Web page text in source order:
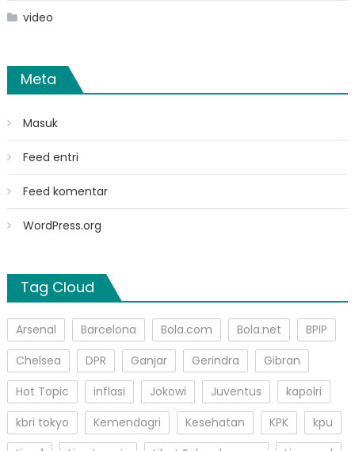
video
Meta
Masuk
Feed entri
Feed komentar
WordPress.org
Tag Cloud
Arsenal Barcelona Bola.com Bola.net
BPIP
Chelsea
DPR Ganjar Gerindra
Gibran
Hot Topic
inflasi Jokowi Juventus
kapolri
kbri tokyo
Kemendagri Kesehatan KPK
kpu